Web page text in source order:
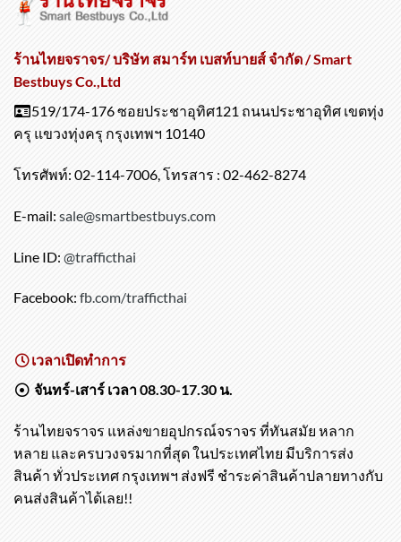
ร้านไทยจราจร/ บริษัท สมาร์ท เบสท์บายส์ จำกัด / Smart
Bestbuys Co.,Ltd
519/174-176 ซอยประชาอุทิศ121 ถนนประชาอุทิศ เขตทุ่ง
ครุ แขวงทุ่งครุ กรุงเทพฯ 10140
โทรศัพท์: 02-114-7006, โทรสาร : 02-462-8274
E-mail: sale@smartbestbuys.com
Line ID: @trafficthai
Facebook: fb.com/trafficthai
เวลาเปิดทำการ
จันทร์-เสาร์ เวลา 08.30-17.30 น.
ร้านไทยจราจร แหล่งขายอุปกรณ์จราจร ที่ทันสมัย หลาก
หลาย และครบวงจรมากที่สุด ในประเทศไทย มีบริการส่ง
สินค้า ทั่วประเทศ กรุงเทพฯ ส่งฟรี ชำระค่าสินค้าปลายทางกับ
คนส่งสินค้าได้เลย!!